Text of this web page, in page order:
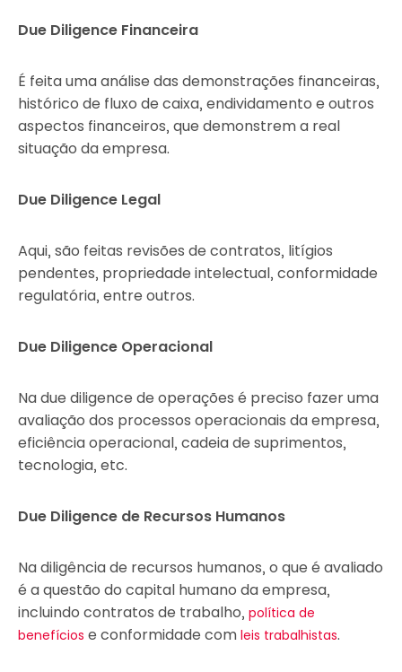
Due Diligence Financeira
É feita uma análise das demonstrações financeiras,
histórico de fluxo de caixa, endividamento e outros
aspectos financeiros, que demonstrem a real
situação da empresa.
Due Diligence Legal
Aqui, são feitas revisões de contratos, litígios
pendentes, propriedade intelectual, conformidade
regulatória, entre outros.
Due Diligence Operacional
Na due diligence de operações é preciso fazer uma
avaliação dos processos operacionais da empresa,
eficiência operacional, cadeia de suprimentos,
tecnologia, etc.
Due Diligence de Recursos Humanos
Na diligência de recursos humanos, o que é avaliado
é a questão do capital humano da empresa,
incluindo contratos de trabalho, política de
benefícios e conformidade com leis trabalhistas.